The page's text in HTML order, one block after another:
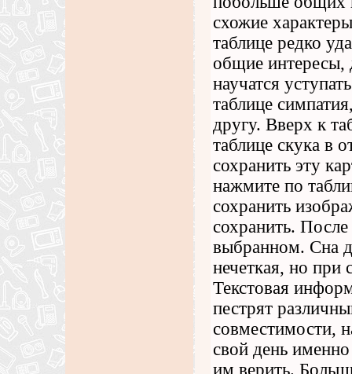
схожие
таблице редко
общие интересы,
научатся
таблице
другу. Вверх к
таблице скука в
сохранить эту
нажмите по
сохранить
сохранить.
выбранном. Сна
нечеткая, но при
Текстовая
пестрят
совместимости,
свой день
им верить.